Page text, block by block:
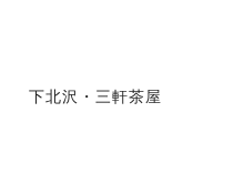
下北沢・三軒茶屋